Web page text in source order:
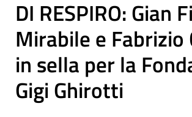
DI RESPIRO: Gian
Mirabile e Fabrizio
in sella per la
Gigi Ghirotti